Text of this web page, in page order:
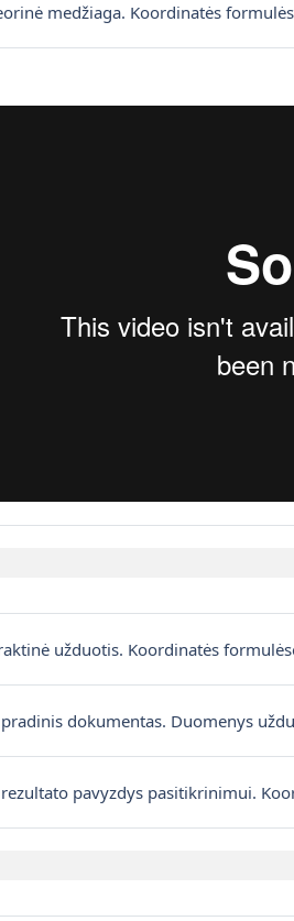
medžiaga. Koordinatės
užduotis. Koordinatės
dokumentas. Duomenys
pavyzdys pasitikrinimui.